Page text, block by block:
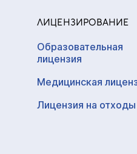
ЛИЦЕНЗИРОВАНИЕ
Образовательная
лицензия
Медицинская
Лицензия на отходы